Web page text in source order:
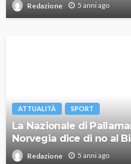
Redazione 5 anni ago
ATTUALITÀ SPORT
La Nazionale di
Norvegia dice di no al
Redazione 5 anni ago